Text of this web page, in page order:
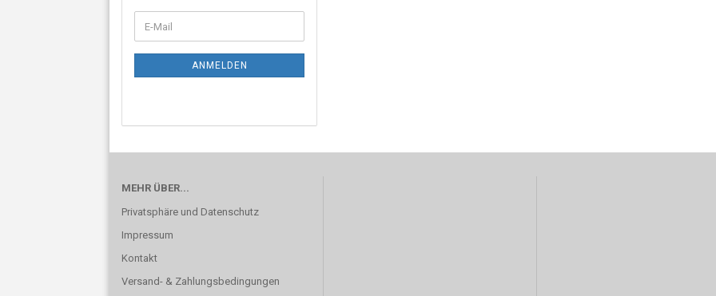
ANMELDEN
MEHR ÜBER...
Privatsphäre und Datenschutz
Impressum
Kontakt
Versand- & Zahlungsbedingungen